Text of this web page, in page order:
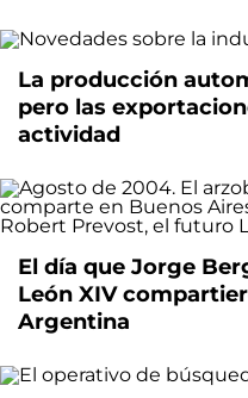
La producción
pero las
actividad
El día que Jorge
León XIV
Argentina